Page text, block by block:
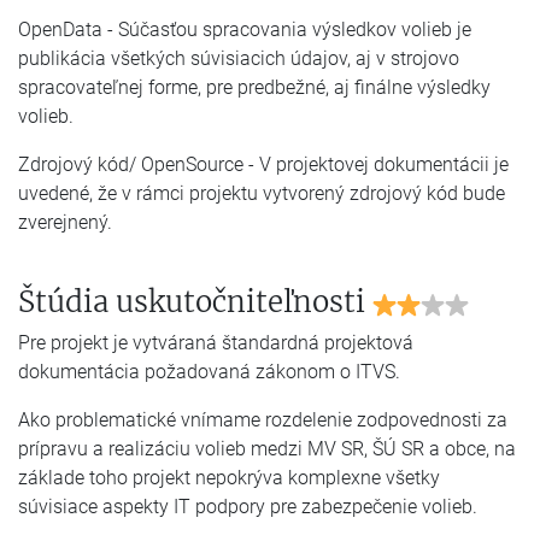
OpenData - Súčasťou spracovania výsledkov volieb je
publikácia všetkých súvisiacich údajov, aj v strojovo
spracovateľnej forme, pre predbežné, aj finálne výsledky
volieb.
Zdrojový kód/ OpenSource - V projektovej dokumentácii je
uvedené, že v rámci projektu vytvorený zdrojový kód bude
zverejnený.
Štúdia uskutočniteľnosti
Pre projekt je vytváraná štandardná projektová
dokumentácia požadovaná zákonom o ITVS.
Ako problematické vnímame rozdelenie zodpovednosti za
prípravu a realizáciu volieb medzi MV SR, ŠÚ SR a obce, na
základe toho projekt nepokrýva komplexne všetky
súvisiace aspekty IT podpory pre zabezpečenie volieb.